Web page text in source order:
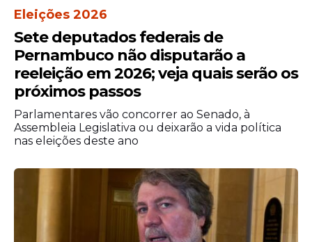
"É inviável hoje, com os recursos do SUS,
comprar cavalo para o Brasil inteiro. Ter
espaço físico para desenvolver a terapia e
ter profissionais para fazer o atendimento."
Agência Câmara
Eleições 2026
Sete deputados federais de
Pernambuco não disputarão a
reeleição em 2026; veja quais serão os
próximos passos
Parlamentares vão concorrer ao Senado, à
Assembleia Legislativa ou deixarão a vida política
nas eleições deste ano